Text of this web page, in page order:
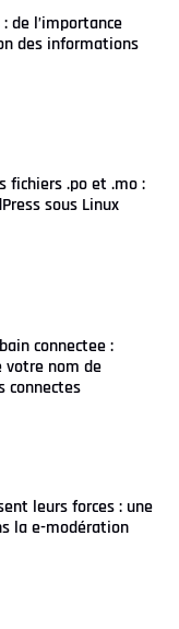
de l’importance
des informations
fichiers .po et .mo :
sous Linux
connectee :
votre nom de
connectes
leurs forces : une
la e-modération